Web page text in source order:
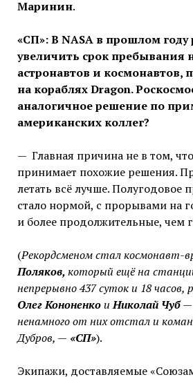
Маринин.
«СП»: В NASA в прошлом
увеличить срок пребывания
астронавтов и
на кораблях Dragon.
аналогичное решение по
американских коллег?
— Главная причина не в том,
принимает похожие решения.
летать всё лучше. Полугодовое
стало нормой, с прорывами на
и более продолжительные, чем
(Рекордсменом стал космонавт-
Поляков,который ещё на
непрерывно 437 суток и 18
Олег КононенкоиНиколай Чуб—
ненамного от них отстал и
Дубров, — «СП»).
Экипажи, доставляемые